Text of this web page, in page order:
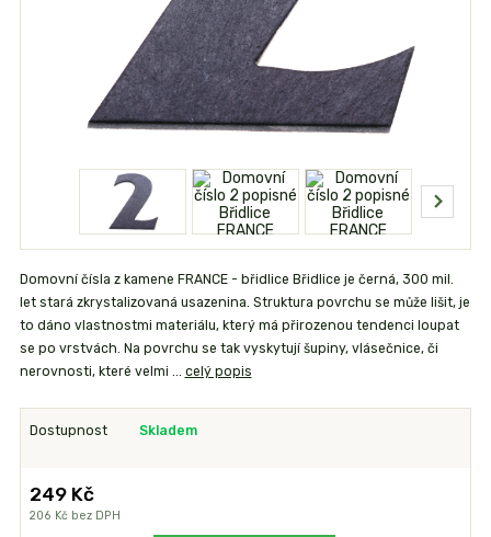
Domovní čísla z kamene FRANCE - břidlice Břidlice je černá, 300 mil.
let stará zkrystalizovaná usazenina. Struktura povrchu se může lišit, je
to dáno vlastnostmi materiálu, který má přirozenou tendenci loupat
se po vrstvách. Na povrchu se tak vyskytují šupiny, vlásečnice, či
nerovnosti, které velmi ... celý popis
Dostupnost Skladem
249 Kč
206 Kč bez DPH